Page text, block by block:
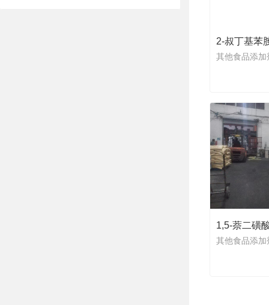
2-叔丁基苯
其他食品添加
1,5-萘二磺
其他食品添加